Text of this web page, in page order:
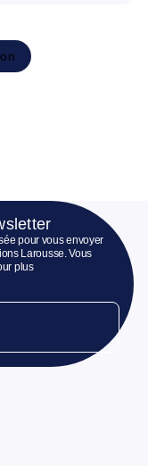
pour vous envoyer
Larousse. Vous
plus